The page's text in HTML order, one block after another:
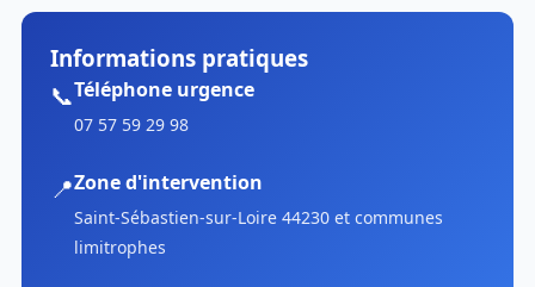
Informations pratiques
📞Téléphone urgence
07 57 59 29 98
📍Zone d'intervention
Saint-Sébastien-sur-Loire 44230 et communes
limitrophes